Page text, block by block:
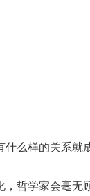
么样的关系就
哲学家会毫无